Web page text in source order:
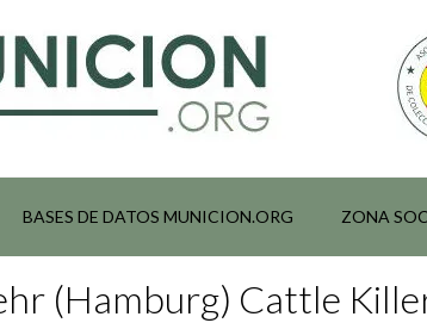
BASES DE DATOS MUNICION.ORG ZONA
(Hamburg) Cattle